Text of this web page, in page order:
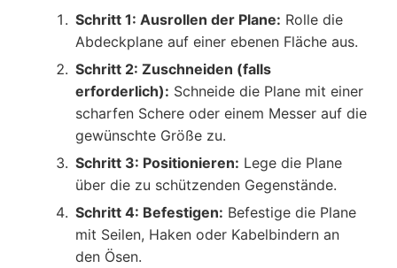
Schritt 1: Ausrollen der Plane: Rolle die
Abdeckplane auf einer ebenen Fläche aus.
Schritt 2: Zuschneiden (falls
erforderlich): Schneide die Plane mit einer
scharfen Schere oder einem Messer auf die
gewünschte Größe zu.
Schritt 3: Positionieren: Lege die Plane
über die zu schützenden Gegenstände.
Schritt 4: Befestigen: Befestige die Plane
mit Seilen, Haken oder Kabelbindern an
den Ösen.